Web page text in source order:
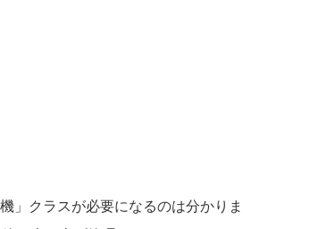
」クラスが必要になるのは分かりま